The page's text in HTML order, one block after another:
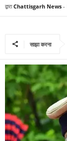
द्वारा Chattisgarh News -
साझा करना